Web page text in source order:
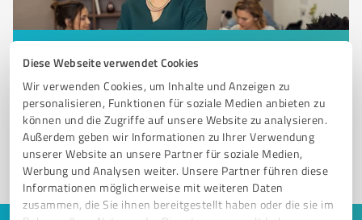
Diese Webseite verwendet Cookies
Wir verwenden Cookies, um Inhalte und Anzeigen zu
personalisieren, Funktionen für soziale Medien anbieten zu
können und die Zugriffe auf unsere Website zu analysieren.
Außerdem geben wir Informationen zu Ihrer Verwendung
unserer Website an unsere Partner für soziale Medien,
Werbung und Analysen weiter. Unsere Partner führen diese
Informationen möglicherweise mit weiteren Daten
zusammen, die Sie ihnen bereitgestellt haben oder die sie im
Sie möchten auch hier gelistet werden?
Registrieren Sie sich jetzt und werden Sie ein von
Kunden empfohlener ProvenExpert!
1